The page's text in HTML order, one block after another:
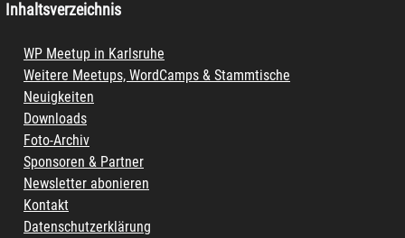
Inhaltsverzeichnis
WP Meetup in Karlsruhe
Weitere Meetups, WordCamps & Stammtische
Neuigkeiten
Downloads
Foto-Archiv
Sponsoren & Partner
Newsletter abonieren
Kontakt
Datenschutzerklärung